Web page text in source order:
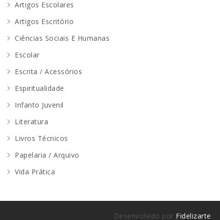
Artigos Escolares
Artigos Escritório
Ciências Sociais E Humanas
Escolar
Escrita / Acessórios
Espiritualidade
Infanto Juvenil
Literatura
Livros Técnicos
Papelaria / Arquivo
Vida Prática
Desenvolvido por Fidelizarte.